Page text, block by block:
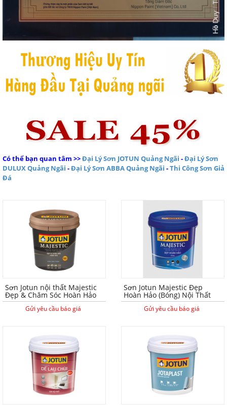
Có thể bạn quan tâm >>Đại Lý Sơn JOTUN Quảng Ngãi -Đại Lý Sơn
DULUX Quảng Ngãi -Đại Lý Sơn ABBA Quảng Ngãi -Thi Công Sơn Giả
Đá
Sơn Jotun nội thất Majestic
Đẹp & Chăm Sóc Hoàn Hảo
Gửi yêu cầu báo giá
Sơn Jotun Majestic Đẹp
Hoàn Hảo (Bóng) Nội Thất
Gửi yêu cầu báo giá